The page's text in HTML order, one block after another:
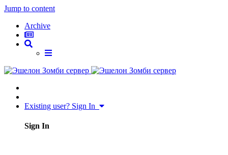
Jump to content
Archive
Existing user? Sign In
Sign In